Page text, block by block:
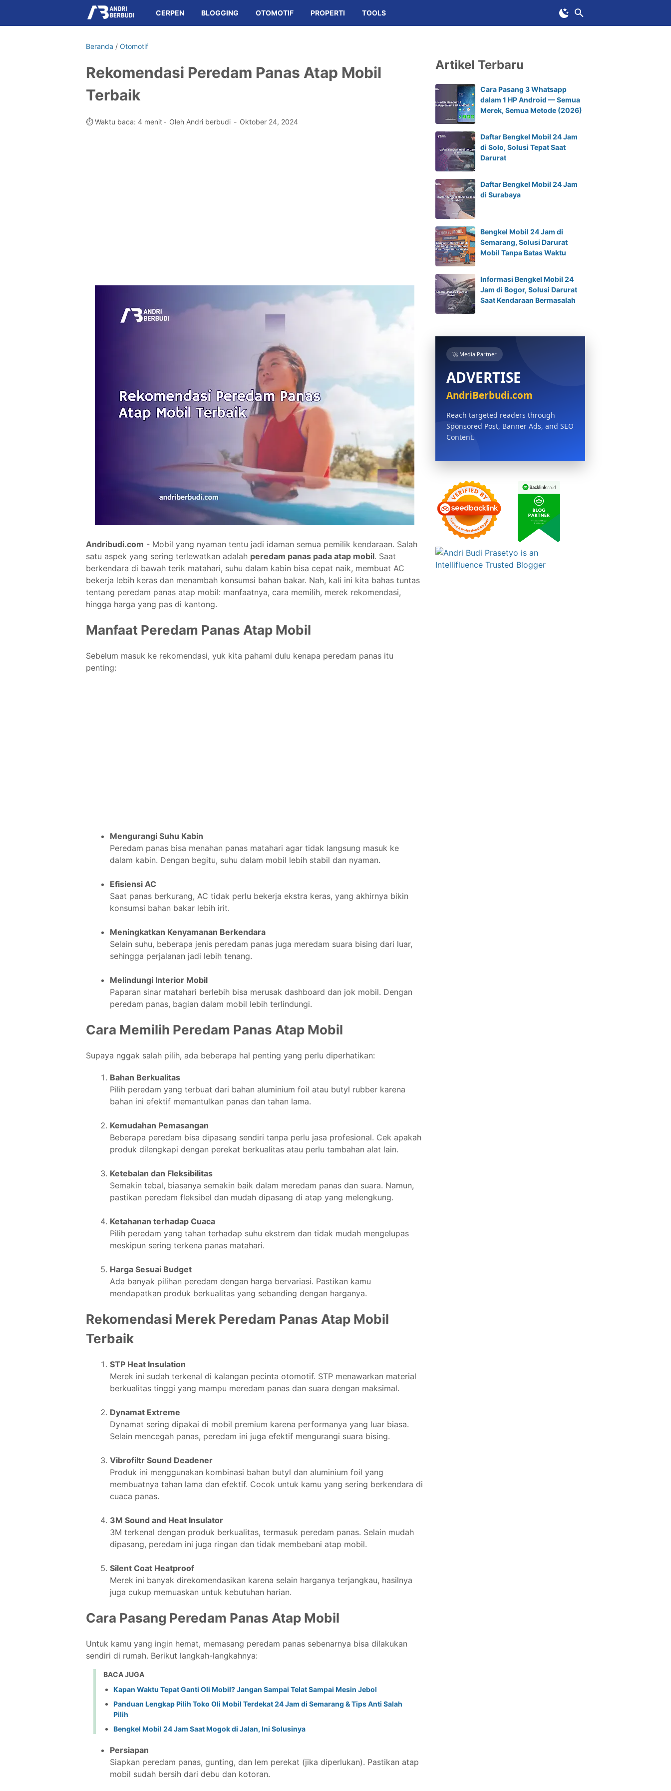
CERPEN BLOGGING OTOMOTIF PROPERTI TOOLS
Beranda / Otomotif
Rekomendasi Peredam Panas Atap Mobil
Terbaik
⏱️ Waktu baca: 4 menit Oleh Andri berbudi Oktober 24, 2024
Andribudi.com - Mobil yang nyaman tentu jadi idaman semua pemilik kendaraan. Salah
satu aspek yang sering terlewatkan adalah peredam panas pada atap mobil. Saat
berkendara di bawah terik matahari, suhu dalam kabin bisa cepat naik, membuat AC
bekerja lebih keras dan menambah konsumsi bahan bakar. Nah, kali ini kita bahas tuntas
tentang peredam panas atap mobil: manfaatnya, cara memilih, merek rekomendasi,
hingga harga yang pas di kantong.
Manfaat Peredam Panas Atap Mobil
Sebelum masuk ke rekomendasi, yuk kita pahami dulu kenapa peredam panas itu
penting:
Mengurangi Suhu Kabin
Peredam panas bisa menahan panas matahari agar tidak langsung masuk ke
dalam kabin. Dengan begitu, suhu dalam mobil lebih stabil dan nyaman.
Efisiensi AC
Saat panas berkurang, AC tidak perlu bekerja ekstra keras, yang akhirnya bikin
konsumsi bahan bakar lebih irit.
Meningkatkan Kenyamanan Berkendara
Selain suhu, beberapa jenis peredam panas juga meredam suara bising dari luar,
sehingga perjalanan jadi lebih tenang.
Melindungi Interior Mobil
Paparan sinar matahari berlebih bisa merusak dashboard dan jok mobil. Dengan
peredam panas, bagian dalam mobil lebih terlindungi.
Cara Memilih Peredam Panas Atap Mobil
Supaya nggak salah pilih, ada beberapa hal penting yang perlu diperhatikan:
Bahan Berkualitas
Pilih peredam yang terbuat dari bahan aluminium foil atau butyl rubber karena
bahan ini efektif memantulkan panas dan tahan lama.
Kemudahan Pemasangan
Beberapa peredam bisa dipasang sendiri tanpa perlu jasa profesional. Cek apakah
produk dilengkapi dengan perekat berkualitas atau perlu tambahan alat lain.
Ketebalan dan Fleksibilitas
Semakin tebal, biasanya semakin baik dalam meredam panas dan suara. Namun,
pastikan peredam fleksibel dan mudah dipasang di atap yang melengkung.
Ketahanan terhadap Cuaca
Pilih peredam yang tahan terhadap suhu ekstrem dan tidak mudah mengelupas
meskipun sering terkena panas matahari.
Harga Sesuai Budget
Ada banyak pilihan peredam dengan harga bervariasi. Pastikan kamu
mendapatkan produk berkualitas yang sebanding dengan harganya.
Rekomendasi Merek Peredam Panas Atap Mobil
Terbaik
STP Heat Insulation
Merek ini sudah terkenal di kalangan pecinta otomotif. STP menawarkan material
berkualitas tinggi yang mampu meredam panas dan suara dengan maksimal.
Dynamat Extreme
Dynamat sering dipakai di mobil premium karena performanya yang luar biasa.
Selain mencegah panas, peredam ini juga efektif mengurangi suara bising.
Vibrofiltr Sound Deadener
Produk ini menggunakan kombinasi bahan butyl dan aluminium foil yang
membuatnya tahan lama dan efektif. Cocok untuk kamu yang sering berkendara di
cuaca panas.
3M Sound and Heat Insulator
3M terkenal dengan produk berkualitas, termasuk peredam panas. Selain mudah
dipasang, peredam ini juga ringan dan tidak membebani atap mobil.
Silent Coat Heatproof
Merek ini banyak direkomendasikan karena selain harganya terjangkau, hasilnya
juga cukup memuaskan untuk kebutuhan harian.
Cara Pasang Peredam Panas Atap Mobil
Untuk kamu yang ingin hemat, memasang peredam panas sebenarnya bisa dilakukan
sendiri di rumah. Berikut langkah-langkahnya:
BACA JUGA
Kapan Waktu Tepat Ganti Oli Mobil? Jangan Sampai Telat Sampai Mesin Jebol
Panduan Lengkap Pilih Toko Oli Mobil Terdekat 24 Jam di Semarang & Tips Anti Salah
Pilih
Bengkel Mobil 24 Jam Saat Mogok di Jalan, Ini Solusinya
Persiapan
Siapkan peredam panas, gunting, dan lem perekat (jika diperlukan). Pastikan atap
mobil sudah bersih dari debu dan kotoran.
Artikel Terbaru
Cara Pasang 3 Whatsapp
dalam 1 HP Android — Semua
Merek, Semua Metode (2026)
Daftar Bengkel Mobil 24 Jam
di Solo, Solusi Tepat Saat
Darurat
Daftar Bengkel Mobil 24 Jam
di Surabaya
Bengkel Mobil 24 Jam di
Semarang, Solusi Darurat
Mobil Tanpa Batas Waktu
Informasi Bengkel Mobil 24
Jam di Bogor, Solusi Darurat
Saat Kendaraan Bermasalah
🚀 Media Partner
ADVERTISE
AndriBerbudi.com
Reach targeted readers through
Sponsored Post, Banner Ads, and SEO
Content.